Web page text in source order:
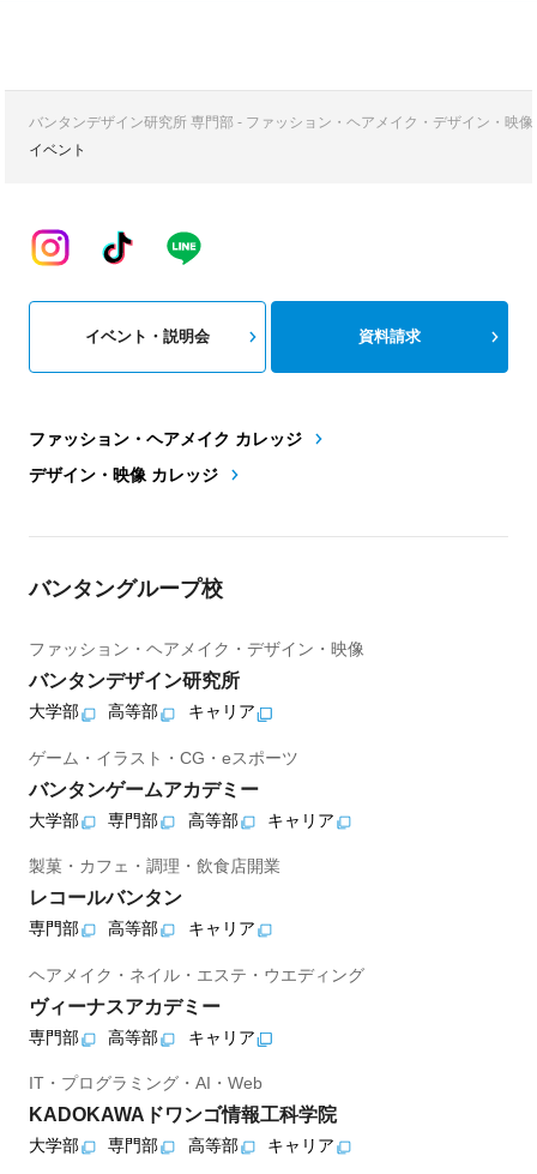
バンタンデザイン研究所 専門部 - ファッション・ヘアメイク・デザイン・映
イベント
ファッション・ヘアメイク カレッジ
デザイン・映像 カレッジ
イベント・説明会 資料請求
バンタングループ校
ファッション・ヘアメイク・デザイン・映像
バンタンデザイン研究所
大学部 高等部 キャリア
ゲーム・イラスト・CG・eスポーツ
バンタンゲームアカデミー
大学部 専門部 高等部 キャリア
製菓・カフェ・調理・飲食店開業
レコールバンタン
専門部 高等部 キャリア
ヘアメイク・ネイル・エステ・ウエディング
ヴィーナスアカデミー
専門部 高等部 キャリア
IT・プログラミング・AI・Web
KADOKAWAドワンゴ情報工科学院
大学部 専門部 高等部 キャリア